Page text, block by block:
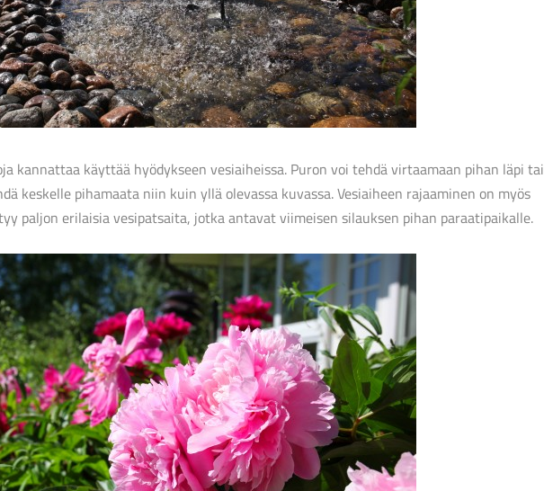
kannattaa käyttää hyödykseen vesiaiheissa. Puron voi tehdä virtaamaan pihan läpi tai
keskelle pihamaata niin kuin yllä olevassa kuvassa. Vesiaiheen rajaaminen on myös
paljon erilaisia vesipatsaita, jotka antavat viimeisen silauksen pihan paraatipaikalle.